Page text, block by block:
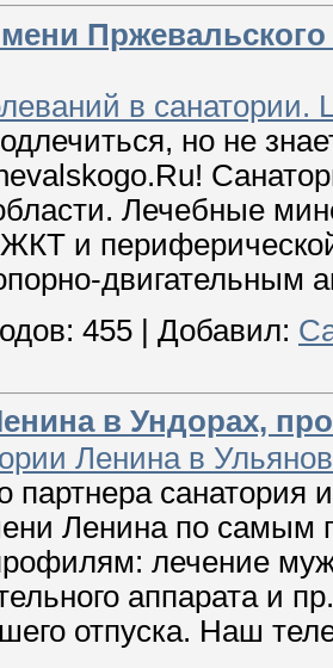
в санатории.
но не
Лечебные
и
двигательным
455 | Добавил:
в Ундорах,
Ленина в
партнера
Ленина по самым
лечение
аппарата и
отпуска. Наш